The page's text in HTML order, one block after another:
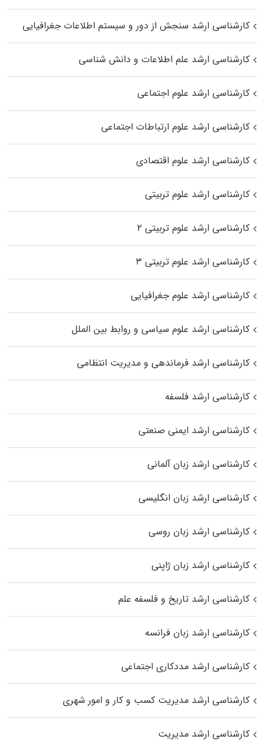
کارشناسی ارشد سنجش از دور و سیستم اطلاعات جغرافیایی
کارشناسی ارشد علم اطلاعات و دانش شناسی
کارشناسی ارشد علوم اجتماعی
کارشناسی ارشد علوم ارتباطات اجتماعی
کارشناسی ارشد علوم اقتصادی
کارشناسی ارشد علوم تربیتی
کارشناسی ارشد علوم تربیتی ۲
کارشناسی ارشد علوم تربیتی ۳
کارشناسی ارشد علوم جغرافیایی
کارشناسی ارشد علوم سیاسی و روابط بین الملل
کارشناسی ارشد فرماندهی و مدیریت انتظامی
کارشناسی ارشد فلسفه
کارشناسی ارشد ایمنی صنعتی
کارشناسی ارشد زبان آلمانی
کارشناسی ارشد زبان انگلیسی
کارشناسی ارشد زبان روسی
کارشناسی ارشد زبان ژاپنی
کارشناسی ارشد تاریخ و فلسفه علم
کارشناسی ارشد زبان فرانسه
کارشناسی ارشد مددکاری اجتماعی
کارشناسی ارشد مدیریت کسب و کار و امور شهری
کارشناسی ارشد مدیریت